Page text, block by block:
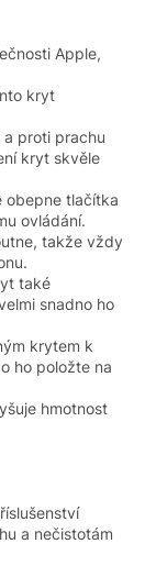
Apple,
kryt
proti prachu
kryt skvěle
obepne tlačítka
ovládání.
takže vždy
také
snadno ho
krytem k
ho položte na
hmotnost
a nečistotám